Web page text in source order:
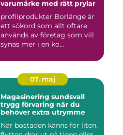
varumärke med rätt prylar
profilprodukter Borlänge är
ett sökord som allt oftare
används av företag som vill
synas mer i en ko...
07. maj
Magasinering sundsvall
trygg förvaring när du
behöver extra utrymme
När bostaden känns för liten,